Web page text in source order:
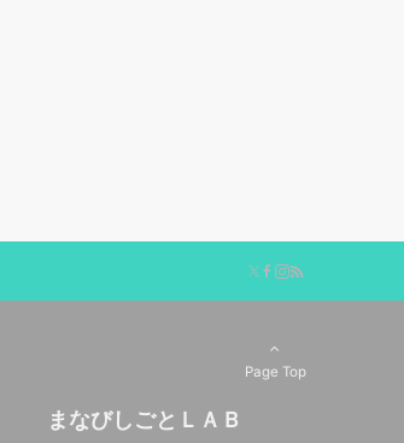
Page Top
まなびしごとＬＡＢ